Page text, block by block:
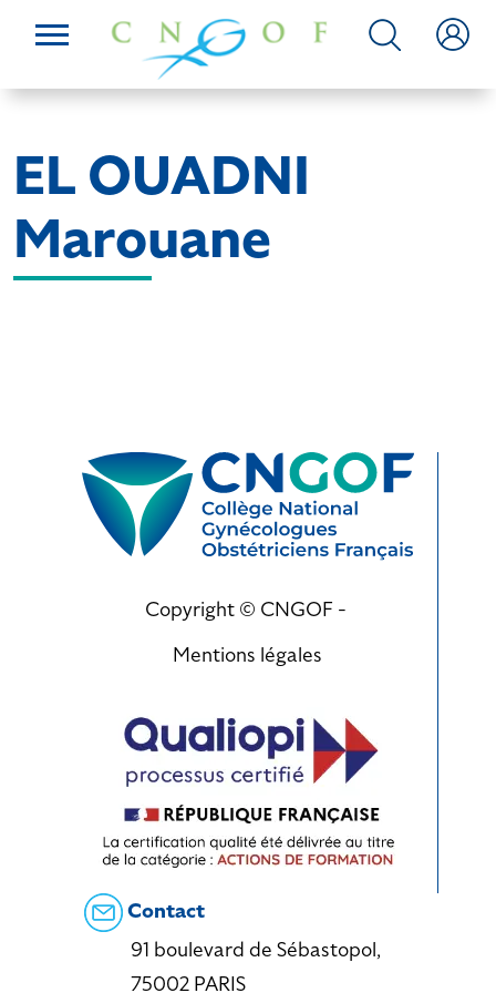
EL OUADNI
Marouane
Copyright © CNGOF -
Mentions légales
Contact
91 boulevard de Sébastopol,
75002 PARIS